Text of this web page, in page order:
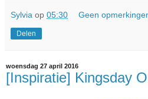
Sylvia op 05:30 Geen
Delen
woensdag 27 april 2016
[Inspiratie] Kingsday